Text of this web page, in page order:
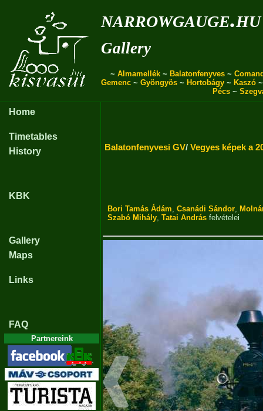
narrowgauge.hu
Gallery
~ Almamellék ~ Balatonfenyves ~
Gemenc ~ Gyöngyös ~ Hortobágy ~ Kaszó
Pécs ~
Home
Timetables
History
KBK
Gallery
Maps
Links
FAQ
Partnereink
Balatonfenyvesi GV/ Vegyes képek a
Bori Tamás Ádám, Csanádi Sándor,
Szabó Mihály, Tatai András felvételei